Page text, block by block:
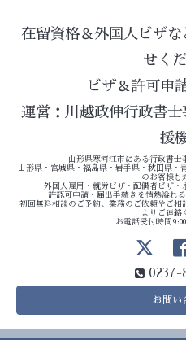
在留資格＆外国人ビザ
せく
ビザ＆許可申
運営：川越政伸行政書
援
山形県寒河江市にある行政書士
山形県・宮城県・福島県・岩手県・秋田県
のお客様も
外国人雇用・就労ビザ・配偶者ビザ・
許認可申請・届出手続きを情熱溢れ
初回無料相談のご予約、業務のご依頼やご相
よりご連絡
お電話受付時間
0237-
お問い